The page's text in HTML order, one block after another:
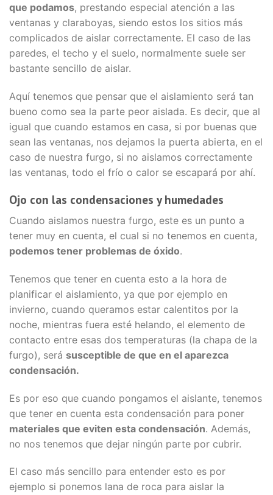
que podamos, prestando especial atención a las
ventanas y claraboyas, siendo estos los sitios más
complicados de aislar correctamente. El caso de las
paredes, el techo y el suelo, normalmente suele ser
bastante sencillo de aislar.
Aquí tenemos que pensar que el aislamiento será tan
bueno como sea la parte peor aislada. Es decir, que al
igual que cuando estamos en casa, si por buenas que
sean las ventanas, nos dejamos la puerta abierta, en el
caso de nuestra furgo, si no aislamos correctamente
las ventanas, todo el frío o calor se escapará por ahí.
Ojo con las condensaciones y humedades
Cuando aislamos nuestra furgo, este es un punto a
tener muy en cuenta, el cual si no tenemos en cuenta,
podemos tener problemas de óxido.
Tenemos que tener en cuenta esto a la hora de
planificar el aislamiento, ya que por ejemplo en
invierno, cuando queramos estar calentitos por la
noche, mientras fuera esté helando, el elemento de
contacto entre esas dos temperaturas (la chapa de la
furgo), será susceptible de que en el aparezca
condensación.
Es por eso que cuando pongamos el aislante, tenemos
que tener en cuenta esta condensación para poner
materiales que eviten esta condensación. Además,
no nos tenemos que dejar ningún parte por cubrir.
El caso más sencillo para entender esto es por
ejemplo si ponemos lana de roca para aislar la